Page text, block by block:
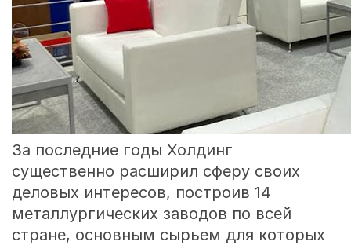
За последние годы Холдинг
существенно расширил сферу своих
деловых интересов, построив 14
металлургических заводов по всей
стране, основным сырьем для которых